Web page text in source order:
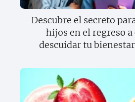
Descubre el secreto
hijos en el regreso a
descuidar tu